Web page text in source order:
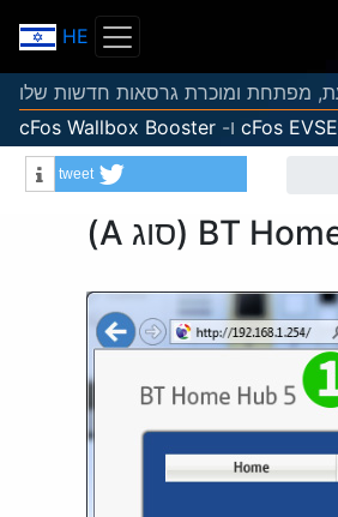
HE
cFos EVSE ו- cFos Wallbox Booster
tweet